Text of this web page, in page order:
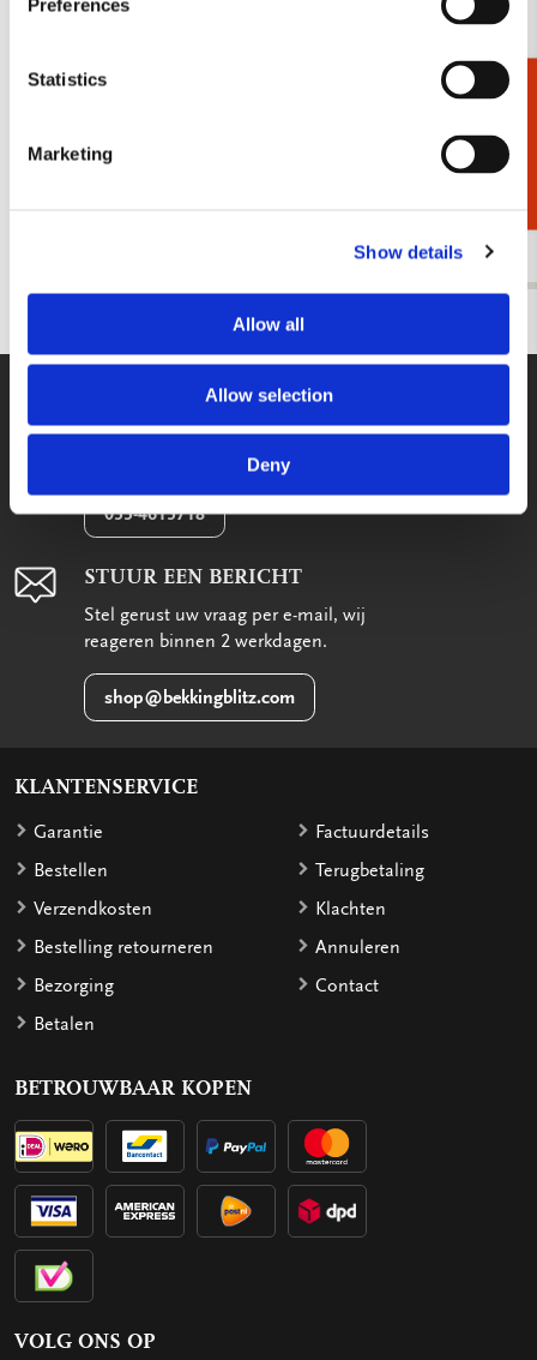
Preferences
Statistics
Marketing
Show details
Allow all
Allow selection
Deny
WE HELPEN U GRAAG!
Wij staan voor u klaar van maandag
t/m vrijdag tussen 09:00 en 17:00
033-4613718
STUUR EEN BERICHT
Stel gerust uw vraag per e-mail, wij
reageren binnen 2 werkdagen.
shop@bekkingblitz.com
KLANTENSERVICE
Garantie
Bestellen
Verzendkosten
Bestelling retourneren
Bezorging
Betalen
Factuurdetails
Terugbetaling
Klachten
Annuleren
Contact
BETROUWBAAR KOPEN
VOLG ONS OP
Cadeaukiezer